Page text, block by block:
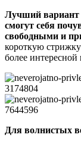
Лучший вариант
смогут себя
свободными и
короткую
более
Для волнистых